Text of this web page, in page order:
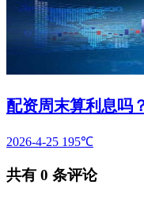
配资周末算利息吗
2026-4-25 195℃
共有 0 条评论